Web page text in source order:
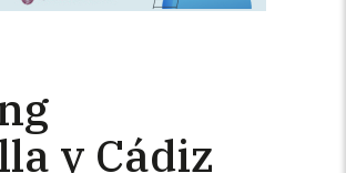
y Cádiz